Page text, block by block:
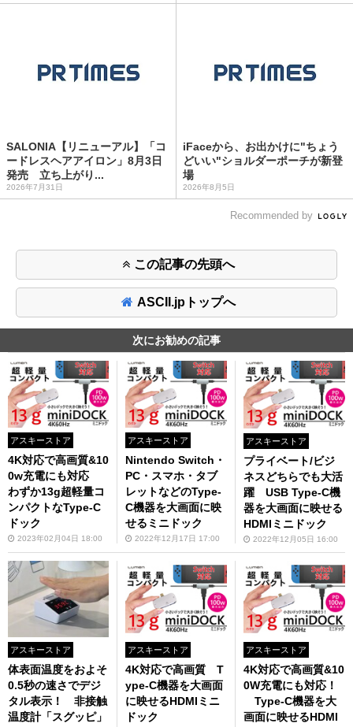
SALONIA【リニューアル】「コ
ードレスヘアアイロン」8月3日
発売 立ち上がり...
2026年7月31日
iFaceから、お出かけに"ちょう
どいい"ショルダーポーチが新登
場
2026年8月5日
Recommended by
この記事の先頭へ
ASCII.jpトップへ
次にお勧めの記事
アスキーストア
4K対応で高画質&10
0w充電にも対応
わずか13g超軽量コ
ンパクトなType-C
ドック
2023年02月04日 18:00
アスキーストア
Nintendo Switch・
PC・スマホ・タブ
レットなどのType-
C機器を大画面に映
せるミニドック
2022年12月17日 17:00
アスキーストア
プライベート/ビジ
ネスどちらでも大活
躍 USB Type-C機
器を大画面に映せる
HDMIミニドック
2022年12月05日 16:00
アスキーストア
体表面温度をおよそ
0.5秒の速さでデジ
タル表示！ 非接触
温度計「スグッピ」
アスキーストア
4K対応で高画質 T
ype-C機器を大画面
に映せるHDMIミニ
ドック
アスキーストア
4K対応で高画質&10
0W充電にも対応！
Type-C機器を大
画面に映せるHDMI